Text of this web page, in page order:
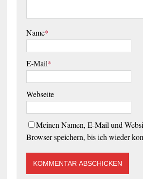
Name*
E-Mail*
Webseite
Meinen Namen, E-Mail und
Browser speichern, bis ich wieder